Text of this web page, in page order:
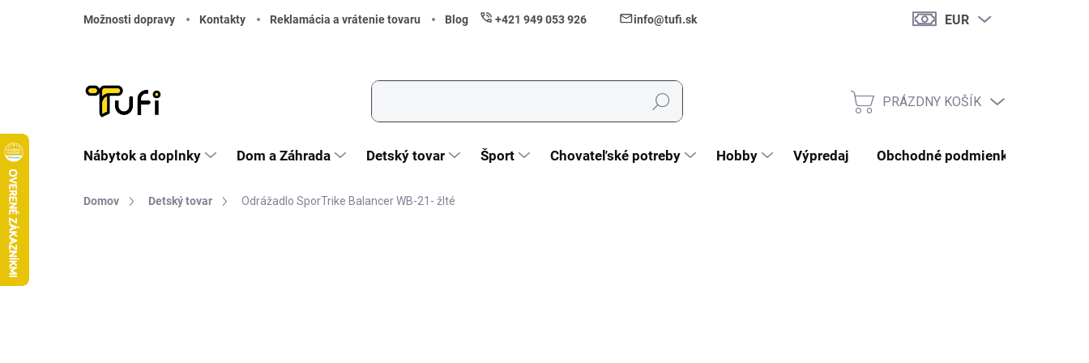
Možnosti dopravy
Kontakty Reklamácia a vrátenie tovaru Blog +421 949 053 926 info@tufi.sk EUR
Hľadať NÁKUPNÝ KOŠÍK
PRÁZDNY KOŠÍK
Nábytok a doplnky Dom a Záhrada Detský tovar Šport Chovateľské potreby Hobby Výpredaj Obchodné podmienky
Domov Detský tovar Odrážadlo SporTrike Balancer WB-21- žlté